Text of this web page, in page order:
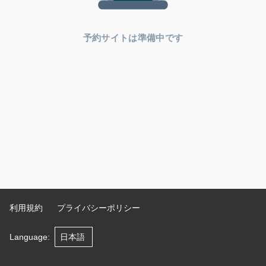
予約サイトは準備中です
利用規約 プライバシーポリシー
Language: